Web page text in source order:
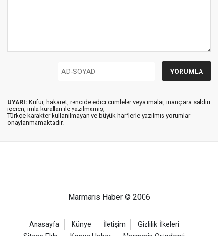
UYARI: Küfür, hakaret, rencide edici cümleler veya imalar, inançlara saldırı
içeren, imla kuralları ile yazılmamış,
Türkçe karakter kullanılmayan ve büyük harflerle yazılmış yorumlar
onaylanmamaktadır.
Marmaris Haber © 2006
Anasayfa Künye İletişim
Gizlilik İlkeleri